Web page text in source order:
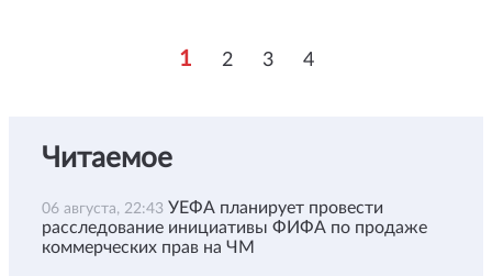
1 2 3 4
Читаемое
06 августа, 22:43 УЕФА планирует провести
расследование инициативы ФИФА по продаже
коммерческих прав на ЧМ